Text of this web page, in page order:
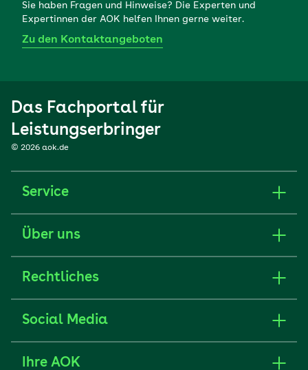
Sie haben Fragen und Hinweise? Die Experten und
Expertinnen der AOK helfen Ihnen gerne weiter.
Zu den Kontaktangeboten
Das Fachportal für
Leistungserbringer
© 2026 aok.de
Service
Über uns
Rechtliches
Social Media
Ihre AOK